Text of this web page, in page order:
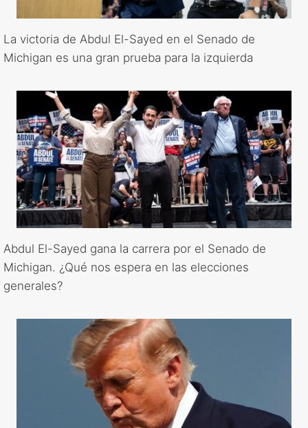
La victoria de Abdul El-Sayed en el Senado de
Michigan es una gran prueba para la izquierda
Abdul El-Sayed gana la carrera por el Senado de
Michigan. ¿Qué nos espera en las elecciones
generales?